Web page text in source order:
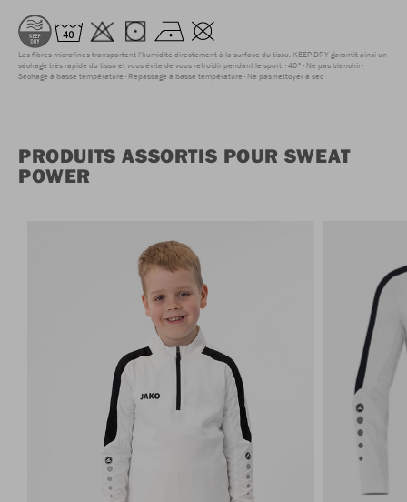
Les fibres microfines transportent l'humidité directement à la surface du tissu. KEEP DRY garantit ainsi un
séchage très rapide du tissu et vous évite de vous refroidir pendant le sport. 40° Ne pas blanchir
Séchage à basse température Repassage à basse température Ne pas nettoyer à sec
PRODUITS ASSORTIS POUR SWEAT
POWER